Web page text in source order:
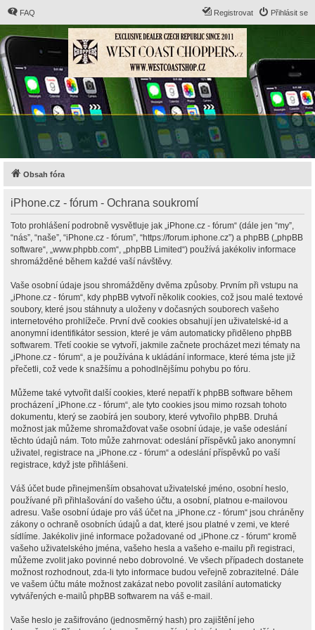
FAQ Přihlásit se
Registrovat
Obsah fóra
iPhone.cz - fórum - Ochrana soukromí
Toto prohlášení podrobně vysvětluje jak „iPhone.cz - fórum“ (dále jen “my”,
“nás”, “naše”, “iPhone.cz - fórum”, “https://forum.iphone.cz”) a phpBB („phpBB
software“, „www.phpbb.com“, „phpBB Limited“) používá jakékoliv informace
shromážděné během každé vaší návštěvy.
Vaše osobní údaje jsou shromážděny dvěma způsoby. Prvním při vstupu na
„iPhone.cz - fórum“, kdy phpBB vytvoří několik cookies, což jsou malé textové
soubory, které jsou stáhnuty a uloženy v dočasných souborech vašeho
internetového prohlížeče. První dvě cookies obsahují jen uživatelské-id a
anonymní identifikátor session, které je vám automaticky přiděleno phpBB
softwarem. Třetí cookie se vytvoří, jakmile začnete procházet mezi tématy na
„iPhone.cz - fórum“, a je používána k ukládání informace, které téma jste již
přečetli, což vede k snažšímu a pohodlnějšímu pohybu po fóru.
Můžeme také vytvořit další cookies, které nepatří k phpBB software během
procházení „iPhone.cz - fórum“, ale tyto cookies jsou mimo rozsah tohoto
dokumentu, který se zaobírá jen soubory, které vytvořilo phpBB. Druhá
možnost jak můžeme shromažďovat vaše osobní údaje, je vaše odeslání
těchto údajů nám. Toto může zahrnovat: odeslání příspěvků jako anonymní
uživatel, registrace na „iPhone.cz - fórum“ a odeslání příspěvků po vaší
registrace, když jste přihlášeni.
Váš účet bude přinejmenším obsahovat uživatelské jméno, osobní heslo,
používané při přihlašování do vašeho účtu, a osobní, platnou e-mailovou
adresu. Vaše osobní údaje pro váš účet na „iPhone.cz - fórum“ jsou chráněny
zákony o ochraně osobních údajů a dat, které jsou platné v zemi, ve které
sídlíme. Jakékoliv jiné informace požadované od „iPhone.cz - fórum“ kromě
vašeho uživatelského jména, vašeho hesla a vašeho e-mailu při registraci,
můžeme zvolit jako povinné nebo dobrovolné. Ve všech případech dostanete
možnost rozhodnout, zda-li tyto informace budou veřejně zobrazitelné. Dále
ve vašem účtu máte možnost zakázat nebo povolit zasílání automaticky
vytvářených e-mailů phpBB softwarem na váš e-mail.
Vaše heslo je zašifrováno (jednosměrný hash) pro zajištění jeho